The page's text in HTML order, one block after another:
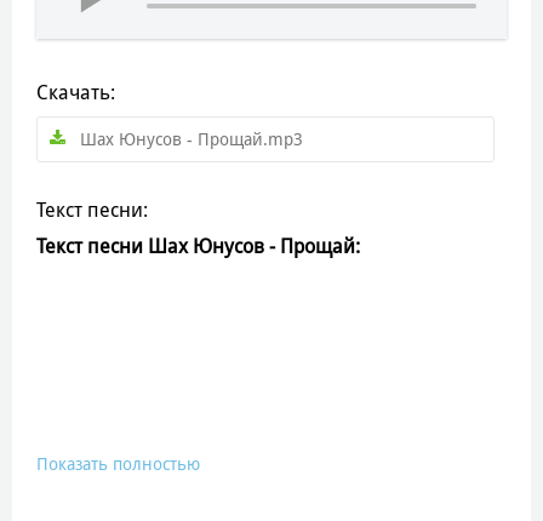
Скачать:
Шах Юнусов - Прощай.mp3
Текст песни:
Текст песни Шах Юнусов - Прощай:
Показать полностью